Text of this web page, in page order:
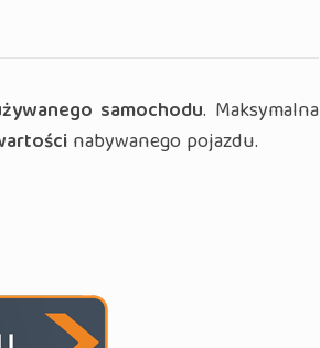
samochodu. Maksymalna
nabywanego pojazdu.